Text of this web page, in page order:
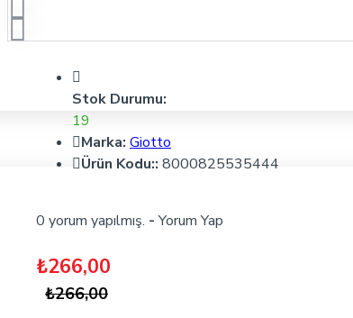
Stok Durumu:
19
Marka: Giotto
Ürün Kodu:: 8000825535444
0 yorum yapılmış. - Yorum Yap
₺266,00
₺266,00